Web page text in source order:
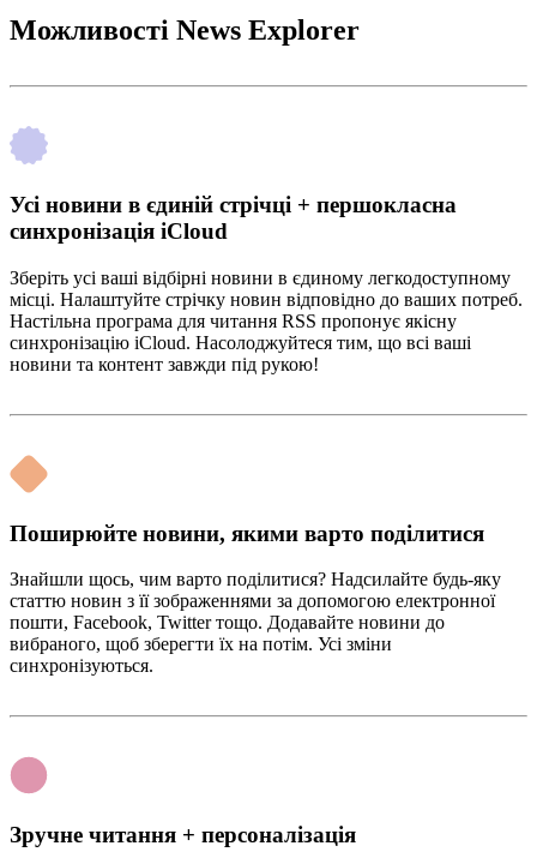
Можливості News Explorer
Усі новини в єдиній стрічці + першокласна
синхронізація iCloud
Зберіть усі ваші відбірні новини в єдиному легкодоступному
місці. Налаштуйте стрічку новин відповідно до ваших потреб.
Настільна програма для читання RSS пропонує якісну
синхронізацію iCloud. Насолоджуйтеся тим, що всі ваші
новини та контент завжди під рукою!
Поширюйте новини, якими варто поділитися
Знайшли щось, чим варто поділитися? Надсилайте будь-яку
статтю новин з її зображеннями за допомогою електронної
пошти, Facebook, Twitter тощо. Додавайте новини до
вибраного, щоб зберегти їх на потім. Усі зміни
синхронізуються.
Зручне читання + персоналізація